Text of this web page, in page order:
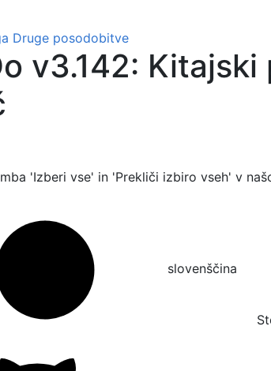
Druge posodobitve
v3.142:
'Izberi vse' in 'Prekliči izbiro vseh' v
slovenščina